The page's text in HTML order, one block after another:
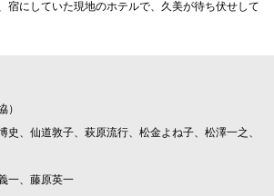
宿にしていた現地のホテルで、久美が待ち伏せして
）
史、仙道敦子、萩原流行、松金よね子、松澤一之、
一、藤原英一